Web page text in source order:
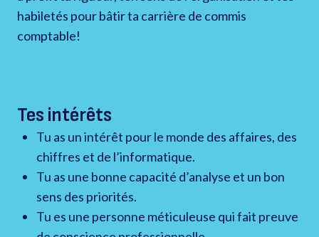
habiletés pour bâtir ta carrière de commis
comptable!
Tes intérêts
Tu as un intérêt pour le monde des affaires, des
chiffres et de l’informatique.
Tu as une bonne capacité d’analyse et un bon
sens des priorités.
Tu es une personne méticuleuse qui fait preuve